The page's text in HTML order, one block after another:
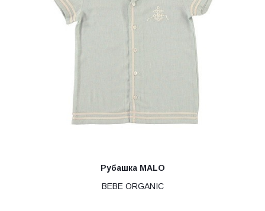
Рубашка MALO
BEBE ORGANIC